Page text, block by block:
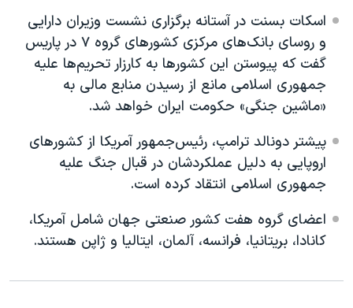
اعتراضات مردمی آبان ۹۸
اسرائیل در جنگ
نرگس محمدی برنده جایزه نوبل صلح
همایش محافظه‌کاران آمریکا «سی‌پک»
صفحه‌های ویژه
سفر پرزیدنت ترامپ به چین
اسکات بسنت در آستانه برگزاری نشست وزیران دارایی
و روسای بانک‌های مرکزی کشورهای گروه ۷ در پاریس
گفت که پیوستن این کشورها به کارزار تحریم‌ها علیه
جمهوری اسلامی مانع از رسیدن منابع مالی به
«ماشین جنگی» حکومت ایران خواهد شد.
پیشتر دونالد ترامپ، رئیس‌جمهور آمریکا از کشورهای
اروپایی به دلیل عملکردشان در قبال جنگ علیه
جمهوری اسلامی انتقاد کرده است.
اعضای گروه هفت کشور صنعتی جهان شامل آمریکا،
کانادا، بریتانیا، فرانسه، آلمان، ایتالیا و ژاپن هستند.